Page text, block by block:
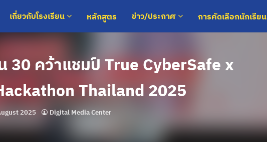
เกี่ยวกับโรงเรียน หลักสูตร ข่าว/ประกาศ การคัดเลือกนักเรียน
30 คว้าแชมป์ True CyberSafe x
Thailand 2025
2025 Digital Media Center